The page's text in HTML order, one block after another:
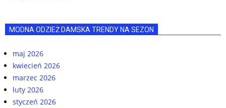
MODNA ODZIEŻ DAMSKA TRENDY NA SEZON
maj 2026
kwiecień 2026
marzec 2026
luty 2026
styczeń 2026